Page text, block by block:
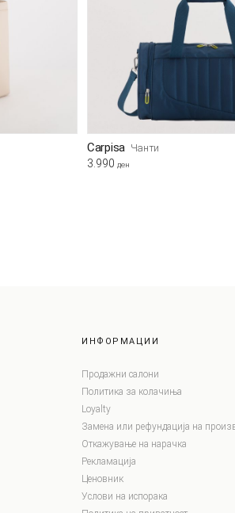
Carpisa Чанти
3.990 ден
ИНФОРМАЦИИ
Продажни салони
Политика за колачиња
Loyalty
Замена или рефундација на
Откажување на нарачка
Рекламација
Ценовник
Услови на испорака